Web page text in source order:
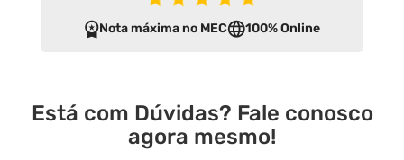
Nota máxima no MEC 100% Online
Está com Dúvidas? Fale conosco
agora mesmo!